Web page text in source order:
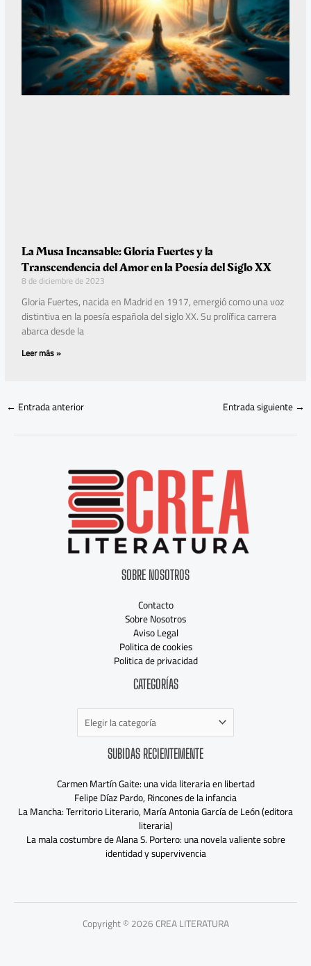
La Musa Incansable: Gloria Fuertes y la
Transcendencia del Amor en la Poesía del Siglo XX
8 de diciembre de 2023
Gloria Fuertes, nacida en Madrid en 1917, emergió como una voz
distintiva en la poesía española del siglo XX. Su prolífica carrera
abarca desde la
Leer más »
← Entrada anterior Entrada siguiente→
SOBRE NOSOTROS
Contacto
Sobre Nosotros
Aviso Legal
Politica de cookies
Politica de privacidad
CATEGORÍAS
SUBIDAS RECIENTEMENTE
Carmen Martín Gaite: una vida literaria en libertad
Felipe Díaz Pardo, Rincones de la infancia
La Mancha: Territorio Literario, María Antonia García de León (editora
literaria)
La mala costumbre de Alana S. Portero: una novela valiente sobre
identidad y supervivencia
Copyright © 2026 CREA LITERATURA